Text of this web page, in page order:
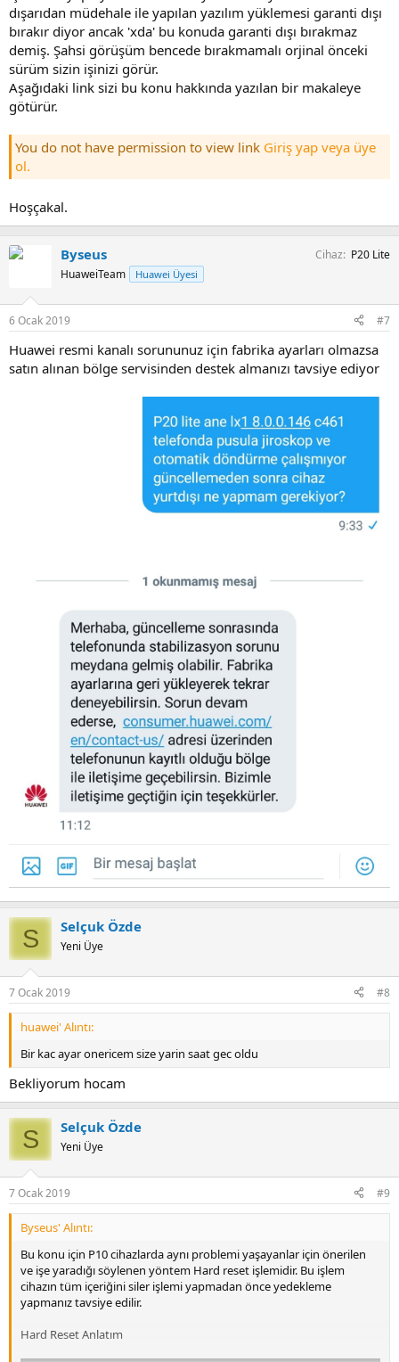
dışarıdan müdehale ile yapılan yazılım yüklemesi garanti dışı
bırakır diyor ancak 'xda' bu konuda garanti dışı bırakmaz
demiş. Şahsi görüşüm bencede bırakmamalı orjinal önceki
sürüm sizin işinizi görür.
Aşağıdaki link sizi bu konu hakkında yazılan bir makaleye
götürür.
You do not have permission to view link Giriş yap veya üye
ol.
Hoşçakal.
Byseus
HuaweiTeam Huawei Üyesi
Cihaz P20 Lite
6 Ocak 2019 #7
Huawei resmi kanalı sorununuz için fabrika ayarları olmazsa
satın alınan bölge servisinden destek almanızı tavsiye ediyor
S Selçuk Özde
Yeni Üye
7 Ocak 2019 #8
huawei' Alıntı:
Bir kac ayar onericem size yarin saat gec oldu
Bekliyorum hocam
S Selçuk Özde
Yeni Üye
7 Ocak 2019 #9
Byseus' Alıntı:
Bu konu için P10 cihazlarda aynı problemi yaşayanlar için önerilen
ve işe yaradığı söylenen yöntem Hard reset işlemidir. Bu işlem
cihazın tüm içeriğini siler işlemi yapmadan önce yedekleme
yapmanız tavsiye edilir.
Hard Reset Anlatım